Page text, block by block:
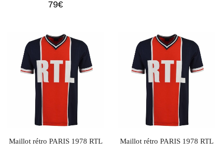
79€
Maillot rétro PARIS 1978 RTL Maillot rétro PARIS 1978 RTL